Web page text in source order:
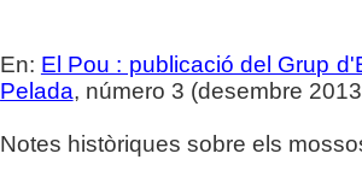
En: El Pou : publicació del Grup
Pelada, número 3 (desembre
Notes històriques sobre els